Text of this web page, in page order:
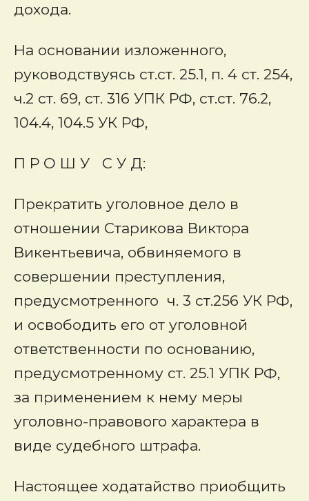
дохода.
На основании изложенного,
руководствуясь ст.ст. 25.1, п. 4 ст. 254,
ч.2 ст. 69, ст. 316 УПК РФ, ст.ст. 76.2,
104.4, 104.5 УК РФ,
П Р О Ш У С У Д:
Прекратить уголовное дело в
отношении Старикова Виктора
Викентьевича, обвиняемого в
совершении преступления,
предусмотренного ч. 3 ст.256 УК РФ,
и освободить его от уголовной
ответственности по основанию,
предусмотренному ст. 25.1 УПК РФ,
за применением к нему меры
уголовно-правового характера в
виде судебного штрафа.
Настоящее ходатайство приобщить